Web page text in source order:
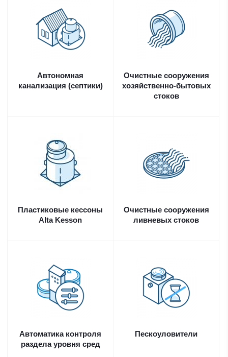
Автономная
канализация (септики)
Очистные сооружения
хозяйственно-бытовых
стоков
Пластиковые кессоны
Alta Kesson
Очистные сооружения
ливневых стоков
Автоматика контроля
раздела уровня сред
Пескоуловители